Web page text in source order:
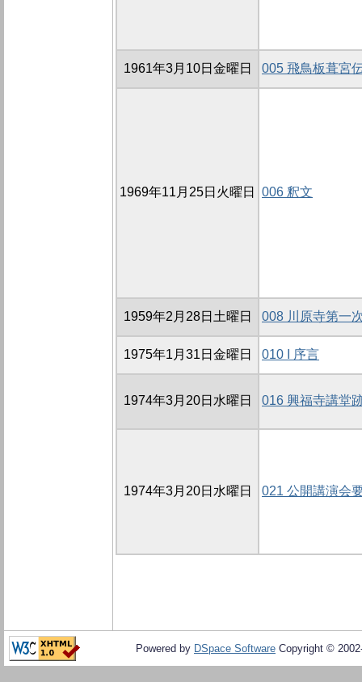
1961年3月10日金曜日 005 飛鳥板葺宮
1969年11月25日火曜日 006 釈文
1959年2月28日土曜日 008 川原寺第一
1975年1月31日金曜日 010 I 序言
1974年3月20日水曜日 016 興福寺講堂
1974年3月20日水曜日 021 公開講演会
Powered by DSpace Software Copyright ©